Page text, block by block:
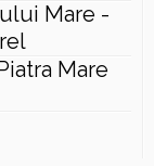
Mare -
Mare